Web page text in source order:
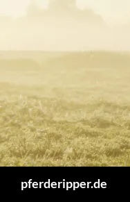
pferderipper.de